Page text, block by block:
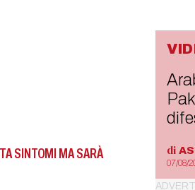
SINTOMI MA SARÀ
di
07/08/